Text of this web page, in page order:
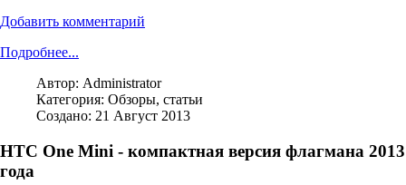
Добавить комментарий
Подробнее...
Автор: Administrator
Категория: Обзоры, статьи
Создано: 21 Август 2013
HTC One Mini - компактная версия флагмана 2013
года